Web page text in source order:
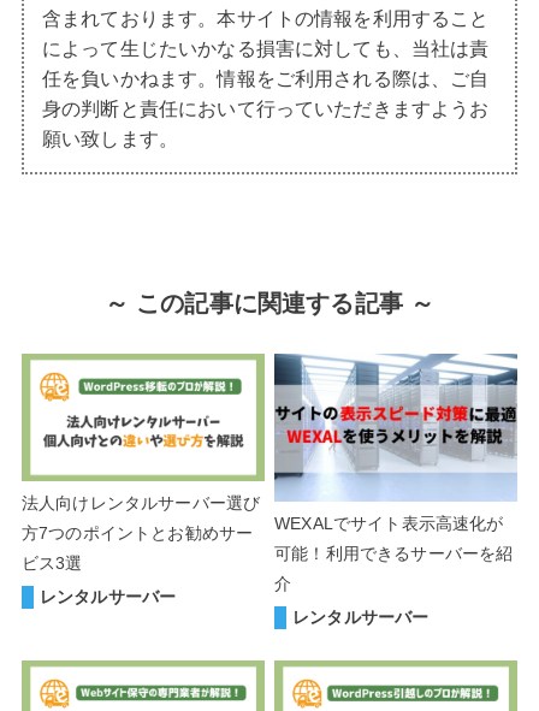
含まれております。本サイトの情報を利用すること
によって生じたいかなる損害に対しても、当社は責
任を負いかねます。情報をご利用される際は、ご自
身の判断と責任において行っていただきますようお
願い致します。
～ この記事に関連する記事 ～
法人向けレンタルサーバー選び
方7つのポイントとお勧めサー
ビス3選
レンタルサーバー
WEXALでサイト表示高速化が
可能！利用できるサーバーを紹
介
レンタルサーバー